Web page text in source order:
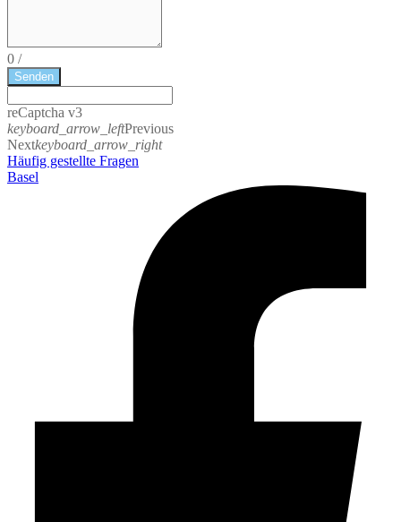
0 /
Senden
reCaptcha v3
keyboard_arrow_leftPrevious
Nextkeyboard_arrow_right
Häufig gestellte Fragen
Basel